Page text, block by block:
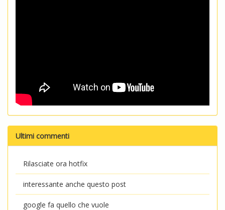
Ultimi commenti
Rilasciate ora hotfix
interessante anche questo post
google fa quello che vuole